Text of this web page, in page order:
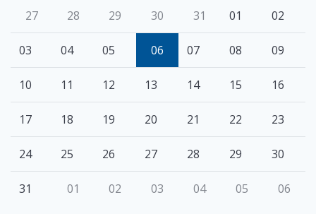
27 28 29 30 31 01 02
03 04 05 06 07 08 09
10 11 12 13 14 15 16
17 18 19 20 21 22 23
24 25 26 27 28 29 30
31 01 02 03 04 05 06